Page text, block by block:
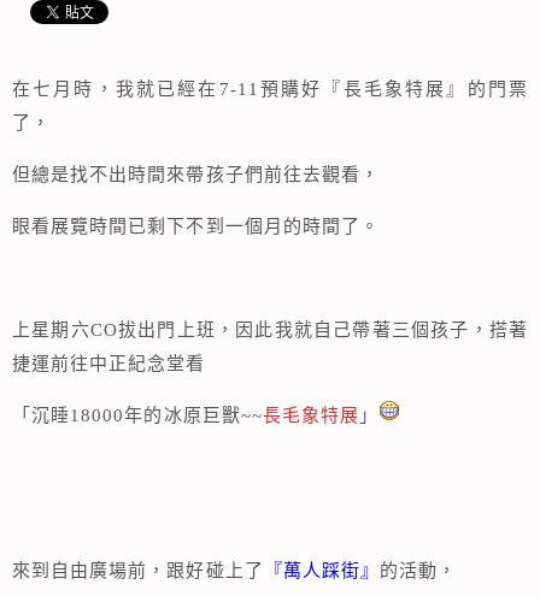
在七月時，我就已經在7-11預購好『長毛象特展』的門票
了，
但總是找不出時間來帶孩子們前往去觀看，
眼看展覽時間已剩下不到一個月的時間了。
上星期六CO拔出門上班，因此我就自己帶著三個孩子，搭著
捷運前往中正紀念堂看
「沉睡18000年的冰原巨獸~~長毛象特展 」
來到自由廣場前，跟好碰上了 『萬人踩街』 的活動，